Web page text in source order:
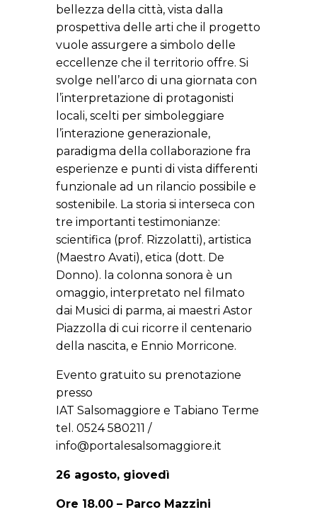
bellezza della città, vista dalla
prospettiva delle arti che il progetto
vuole assurgere a simbolo delle
eccellenze che il territorio offre. Si
svolge nell’arco di una giornata con
l’interpretazione di protagonisti
locali, scelti per simboleggiare
l’interazione generazionale,
paradigma della collaborazione fra
esperienze e punti di vista differenti
funzionale ad un rilancio possibile e
sostenibile. La storia si interseca con
tre importanti testimonianze:
scientifica (prof. Rizzolatti), artistica
(Maestro Avati), etica (dott. De
Donno). la colonna sonora è un
omaggio, interpretato nel filmato
dai Musici di parma, ai maestri Astor
Piazzolla di cui ricorre il centenario
della nascita, e Ennio Morricone.
Evento gratuito su prenotazione
presso
IAT Salsomaggiore e Tabiano Terme
tel. 0524 580211 /
info@portalesalsomaggiore.it
26 agosto, giovedì
Ore 18.00 – Parco Mazzini